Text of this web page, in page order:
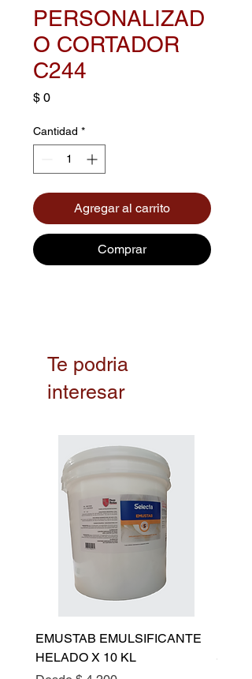
PERSONALIZAD
O CORTADOR
C244
$ 0Precio
Cantidad *
Agregar al carrito
Comprar
Te podria
interesar
EMUSTAB EMULSIFICANTE
HELADO X 10 KL